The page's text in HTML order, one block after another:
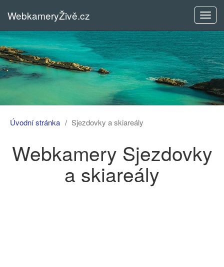
menu
WebkameryŽivě.cz
Úvodní stránka Sjezdovky a skiareály
Webkamery Sjezdovky
a skiareály